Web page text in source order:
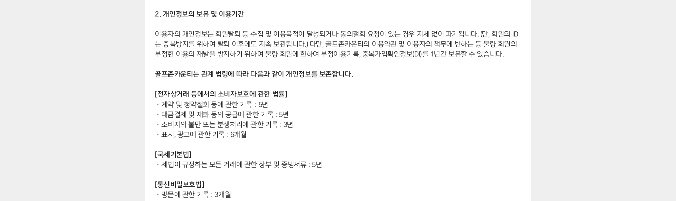
2. 개인정보의 보유 및 이용기간
이용자의 개인정보는 회원탈퇴 등 수집 및 이용목적이 달성되거나 동의철회 요청이 있는 경우 지체 없이 파기됩니다. (단, 회원의 ID
는 중복방지를 위하여 탈퇴 이후에도 지속 보관됩니다.) 다만, 골프존카운티의 이용약관 및 이용자의 책무에 반하는 등 불량 회원의
부정한 이용의 재발을 방지하기 위하여 불량 회원에 한하여 부정이용기록, 중복가입확인정보(DI)를 1년간 보유할 수 있습니다.
골프존카운티는 관계 법령에 따라 다음과 같이 개인정보를 보존합니다.
[전자상거래 등에서의 소비자보호에 관한 법률]
ㆍ 계약 및 청약철회 등에 관한 기록 : 5년
ㆍ 대금결제 및 재화 등의 공급에 관한 기록 : 5년
ㆍ 소비자의 불만 또는 분쟁처리에 관한 기록 : 3년
ㆍ 표시, 광고에 관한 기록 : 6개월
[국세기본법]
ㆍ 세법이 규정하는 모든 거래에 관한 장부 및 증빙서류 : 5년
[통신비밀보호법]
ㆍ 방문에 관한 기록 : 3개월